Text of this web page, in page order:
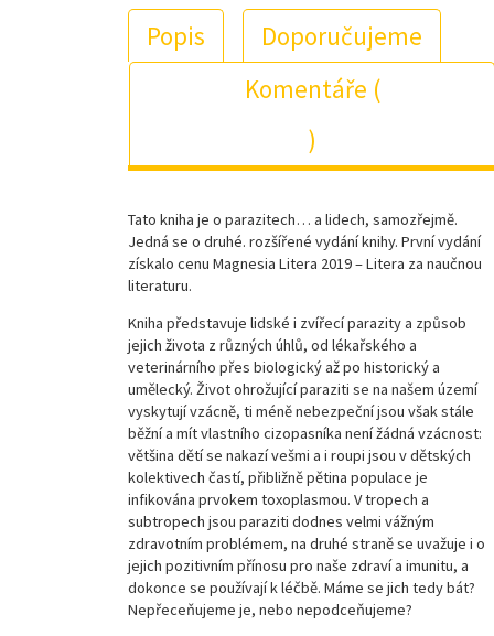
Popis
Doporučujeme
Komentáře (
)
Tato kniha je o parazitech… a lidech, samozřejmě.
Jedná se o druhé. rozšířené vydání knihy.První vydání
získalo cenu Magnesia Litera 2019 – Litera za naučnou
literaturu.
Kniha představuje lidské i zvířecí parazity a způsob
jejich života z různých úhlů, od lékařského a
veterinárního přes biologický až po historický a
umělecký. Život ohrožující paraziti se na našem území
vyskytují vzácně, ti méně nebezpeční jsou však stále
běžní a mít vlastního cizopasníka není žádná vzácnost:
většina dětí se nakazí vešmi a i roupi jsou v dětských
kolektivech častí, přibližně pětina populace je
infikována prvokem toxoplasmou. V tropech a
subtropech jsou paraziti dodnes velmi vážným
zdravotním problémem, na druhé straně se uvažuje i o
jejich pozitivním přínosu pro naše zdraví a imunitu, a
dokonce se používají k léčbě. Máme se jich tedy bát?
Nepřeceňujeme je, nebo nepodceňujeme?